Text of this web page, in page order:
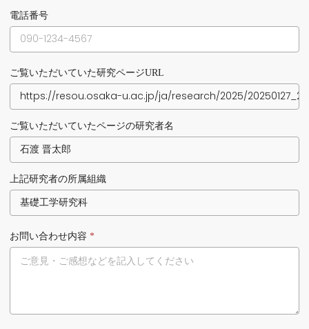
電話番号
ご覧いただいていた研究ページURL
ご覧いただいていたページの研究者名
上記研究者の所属組織
お問い合わせ内容 *